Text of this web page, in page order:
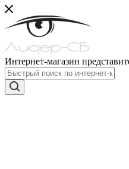
Интернет-магазин